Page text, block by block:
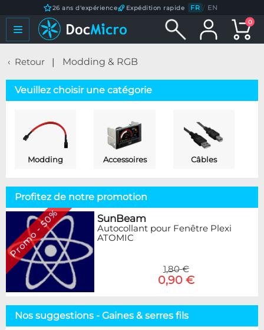
26 ans d'expérience Expédition rapide FR / EN
0
Retour Modding & RGB
Veuillez choisir une catégorie
Modding Accessoires Câbles
Profitez de notre promotion
Promo - 50% SunBeam
Autocollant pour Fenêtre Plexi
ATOMIC
1,80 €
0,90 €
Nos suggestions - Gaines & serres fils